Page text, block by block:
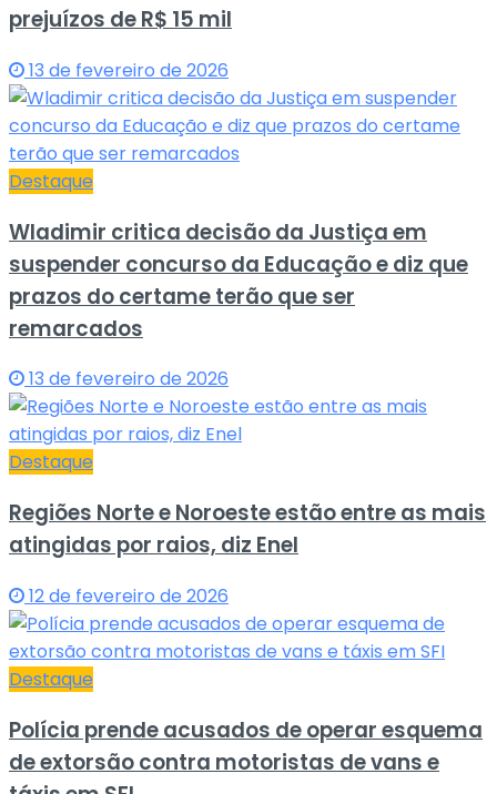
prejuízos de R$ 15 mil
13 de fevereiro de 2026
Destaque
Wladimir critica decisão da Justiça em
suspender concurso da Educação e diz que
prazos do certame terão que ser
remarcados
13 de fevereiro de 2026
Destaque
Regiões Norte e Noroeste estão entre as mais
atingidas por raios, diz Enel
12 de fevereiro de 2026
Destaque
Polícia prende acusados de operar esquema
de extorsão contra motoristas de vans e